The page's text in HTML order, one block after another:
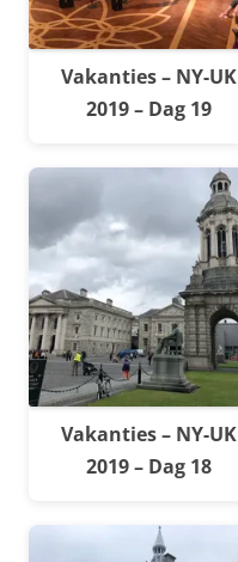
Vakanties – NY-UK
2019 – Dag 19
Vakanties – NY-UK
2019 – Dag 18